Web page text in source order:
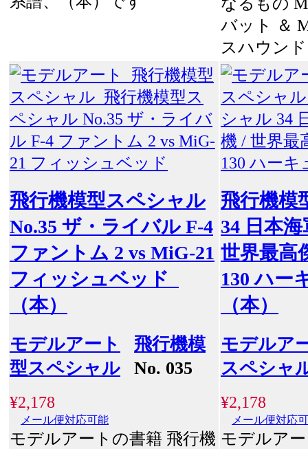
バット ＆
スハウン
飛行機模型スペシャル
No.35 ザ・ライバル F-4
ファントム 2 vs MiG-21
フィッシュベッド
（本）
モデルアート
飛行機模
型スペシャル No. 035
¥2,178
メール便対応可能
モデルアートの書籍 飛行機
飛行機模
34 日本
世界最高
130 ハー
（本）
モデルア
スペシャ
¥2,178
メール便対応
モデルア